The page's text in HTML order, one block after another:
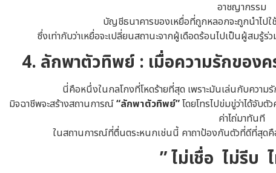
อาชญากรรม
บัญชีธนาคารของเหยื่อที่ถูกหลอกจะถูกนำไปใ
ซึ่งเท่ากับว่าเหยื่อจะเปลี่ยนสถานะจากผู้เดือดร้อนไปเป็นผู้สมรู้ร่
4. ลักพาตัวทิพย์ : เมื่อความรักของ
นี่คือหนึ่งในกลโกงที่โหดร้ายที่สุด เพราะมันเล่นกับความ
มิจฉาชีพจะสร้างสถานการณ์“ลักพาตัวทิพย์”โดยโทรไปข่มขู่ว่าได้จับ
ค่าไถ่มาทันที
ในสถานการณ์ที่ตื่นตระหนกเช่นนี้ คาถาป้องกันตัวที่ดีที่สุดคื
” ไม่เชื่อ ไม่รีบ